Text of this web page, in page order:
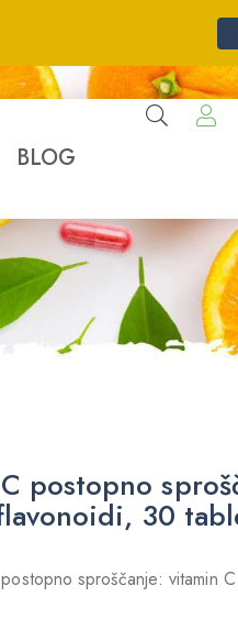
BLOG
postopno
30
sproščanje: vitamin